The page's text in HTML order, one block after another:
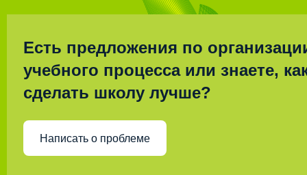
Есть предложения по
учебного процесса или знаете,
сделать школу лучше?
Написать о проблеме